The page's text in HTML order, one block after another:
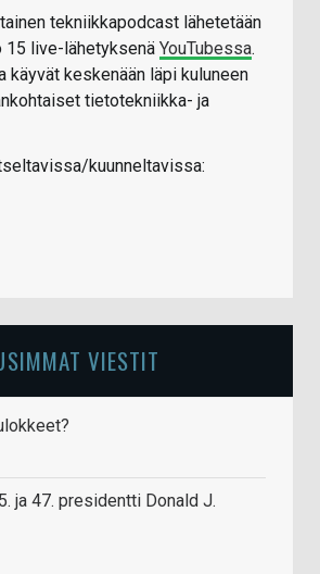
tekniikkapodcast lähetetään
15 live-lähetyksenä YouTubessa.
käyvät keskenään läpi kuluneen
tietotekniikka- ja
kuunneltavissa:
VIESTIT
ja 47. presidentti Donald J.